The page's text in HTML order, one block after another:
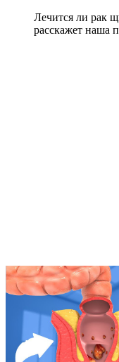
Лечится ли рак
расскажет наша